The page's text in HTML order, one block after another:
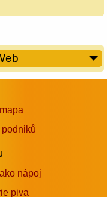
podniků
nápoj
piva